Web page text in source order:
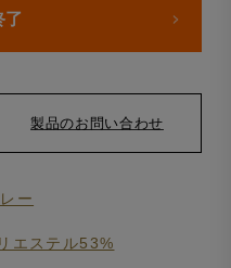
了
ー
エステル53%